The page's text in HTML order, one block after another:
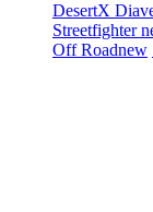
DesertX
Streetfighter
Off Roadnew